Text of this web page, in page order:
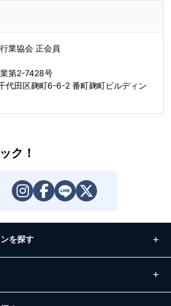
業協会 正会員
第2-7428号
代田区麹町6-6-2 番町麹町ビルディン
ク！
を探す